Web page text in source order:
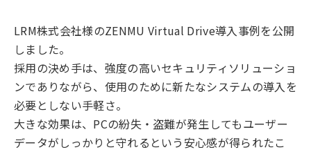
LRM株式会社様のZENMU Virtual Drive導入事例を公開
しました。
採用の決め手は、強度の高いセキュリティソリューショ
ンでありながら、使用のために新たなシステムの導入を
必要としない手軽さ。
大きな効果は、PCの紛失・盗難が発生してもユーザー
データがしっかりと守れるという安心感が得られたこ